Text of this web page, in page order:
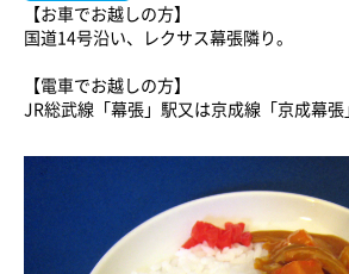
【お車でお越しの方】
国道14号沿い、レクサス幕張隣り。
【電車でお越しの方】
JR総武線「幕張」駅又は京成線「京成幕張